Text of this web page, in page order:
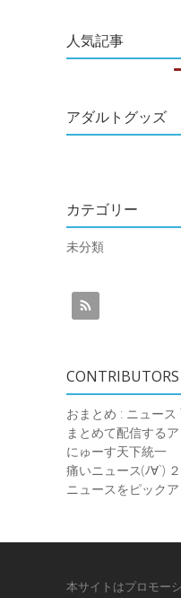
人気記事
アダルトグッズ
カテゴリー
未分類
CONTRIBUTORS
おまとめ : ニュース
まとめて配信する
にゅーす天下統一
痛いニュース(ﾉ∀`)
ニュースをピック
本サイトはプロモー